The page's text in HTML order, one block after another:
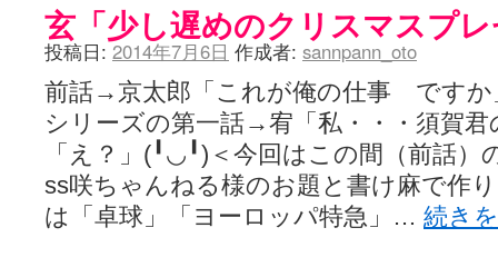
玄「少し遅めのクリスマスプ
投稿日: 2014年7月6日 作成者: sannpann_oto
前話→京太郎「これが俺の仕事 です
シリーズの第一話→宥「私・・・須賀
「え？」(╹◡╹)＜今回はこの間（前話）
ss咲ちゃんねる様のお題と書け麻で作
は「卓球」「ヨーロッパ特急」… 続き